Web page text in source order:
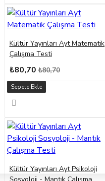
Kültür Yayınları Ayt Matematik
Çalışma Testi
₺80,70 ₺80,70
Sepete Ekle
Kültür Yayınları Ayt Psikoloji